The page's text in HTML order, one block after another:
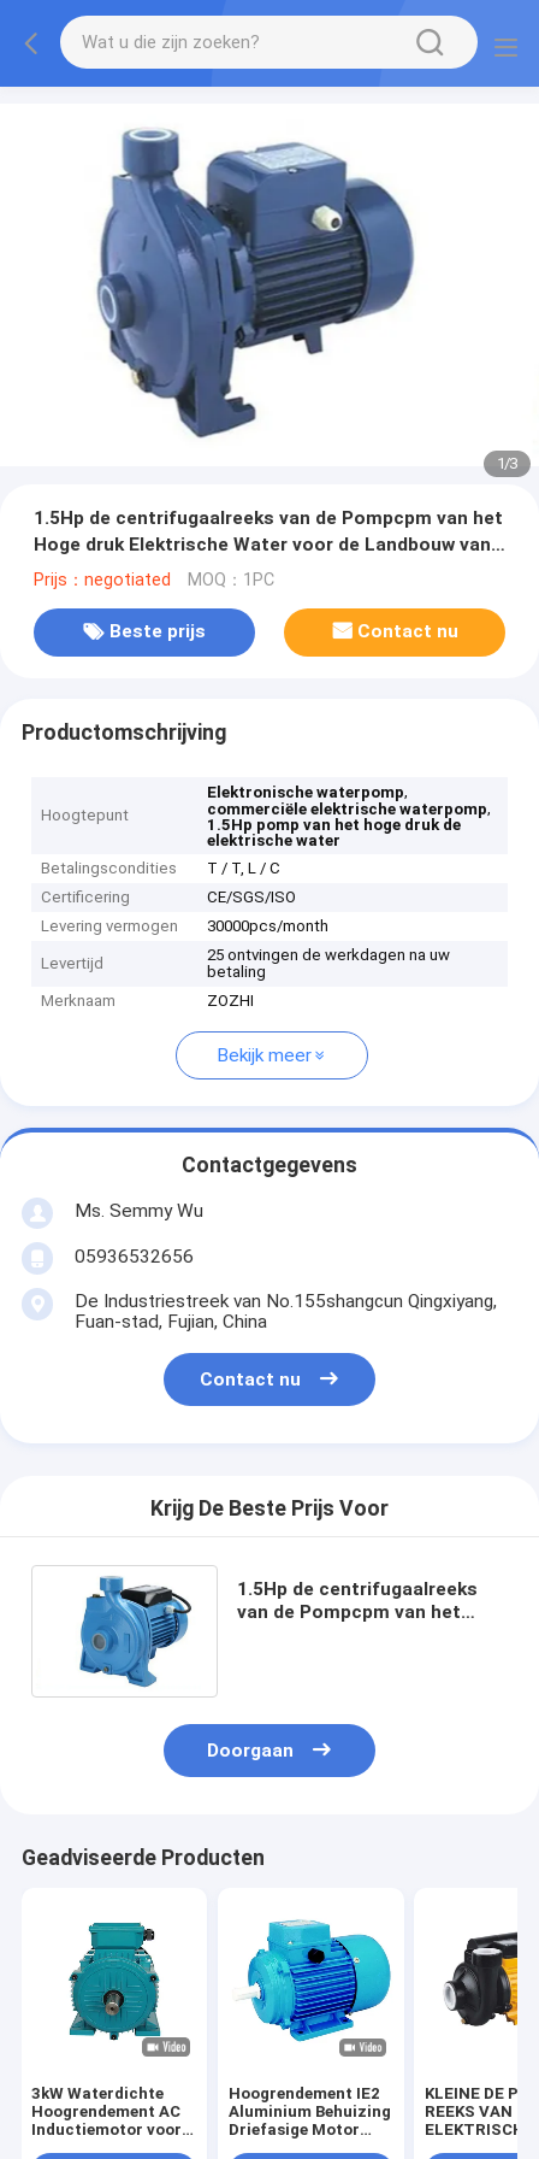
1/3
1.5Hp de centrifugaalreeks van de Pompcpm van het
Hoge druk Elektrische Water voor de Landbouw van
Water
Prijs：negotiated MOQ：1PC
Beste prijs Contact nu
Productomschrijving
Hoogtepunt
Elektronische waterpomp,
commerciële elektrische waterpomp,
1.5Hp pomp van het hoge druk de
elektrische water
Betalingscondities
T / T, L / C
Certificering
CE/SGS/ISO
Levering vermogen
30000pcs/month
Levertijd
25 ontvingen de werkdagen na uw
betaling
Merknaam
ZOZHI
Bekijk meer
Contactgegevens
Ms. Semmy Wu
05936532656
De Industriestreek van No.155shangcun Qingxiyang,
Fuan-stad, Fujian, China
Contact nu
Krijg De Beste Prijs Voor
1.5Hp de centrifugaalreeks
van de Pompcpm van het
Doorgaan
Geadviseerde Producten
3kW Waterdichte
Hoogrendement AC
Inductiemotor voor
Hoogrendement IE2
Aluminium Behuizing
Driefasige Motor
KLEINE DE
REEKS VAN
ELEKTRISCHE